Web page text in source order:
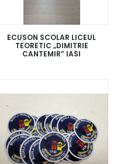
ECUSON SCOLAR LICEUL
TEORETIC „DIMITRIE
CANTEMIR” IASI